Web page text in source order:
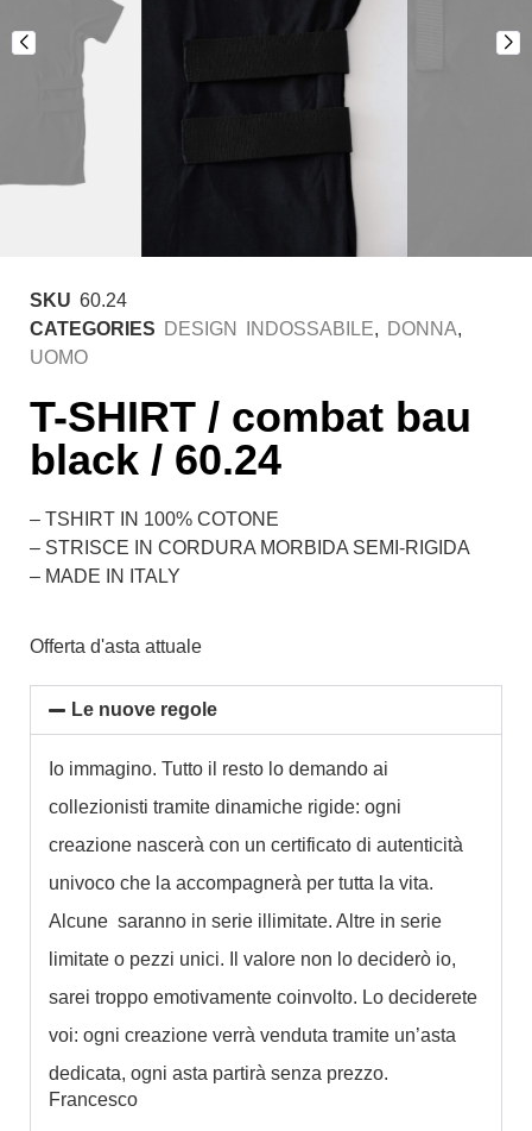
SKU 60.24
CATEGORIES DESIGN INDOSSABILE, DONNA,
UOMO
T-SHIRT / combat bau
black / 60.24
– TSHIRT IN 100% COTONE
– STRISCE IN CORDURA MORBIDA SEMI-RIGIDA
– MADE IN ITALY
Offerta d'asta attuale
Le nuove regole
Io immagino. Tutto il resto lo demando ai
collezionisti tramite dinamiche rigide: ogni
creazione nascerà con un certificato di autenticità
univoco che la accompagnerà per tutta la vita.
Alcune saranno in serie illimitate. Altre in serie
limitate o pezzi unici. Il valore non lo deciderò io,
sarei troppo emotivamente coinvolto. Lo deciderete
voi: ogni creazione verrà venduta tramite un’asta
dedicata, ogni asta partirà senza prezzo.
Francesco